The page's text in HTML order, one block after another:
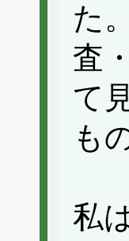
た
査
て
も
私